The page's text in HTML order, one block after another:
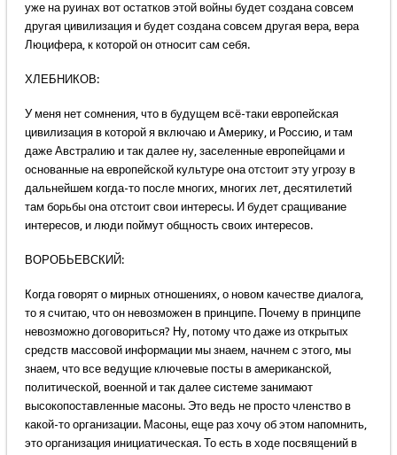
уже на руинах вот остатков этой войны будет создана совсем
другая цивилизация и будет создана совсем другая вера, вера
Люцифера, к которой он относит сам себя.
ХЛЕБНИКОВ:
У меня нет сомнения, что в будущем всё-таки европейская
цивилизация в которой я включаю и Америку, и Россию, и там
даже Австралию и так далее ну, заселенные европейцами и
основанные на европейской культуре она отстоит эту угрозу в
дальнейшем когда-то после многих, многих лет, десятилетий
там борьбы она отстоит свои интересы. И будет сращивание
интересов, и люди поймут общность своих интересов.
ВОРОБЬЕВСКИЙ:
Когда говорят о мирных отношениях, о новом качестве диалога,
то я считаю, что он невозможен в принципе. Почему в принципе
невозможно договориться? Ну, потому что даже из открытых
средств массовой информации мы знаем, начнем с этого, мы
знаем, что все ведущие ключевые посты в американской,
политической, военной и так далее системе занимают
высокопоставленные масоны. Это ведь не просто членство в
какой-то организации. Масоны, еще раз хочу об этом напомнить,
это организация инициатическая. То есть в ходе посвящений в